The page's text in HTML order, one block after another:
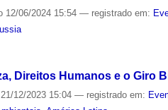
12/06/2024 15:54— registrado em:
Direitos Humanos e o Giro
21/12/2023 15:04— registrado em: